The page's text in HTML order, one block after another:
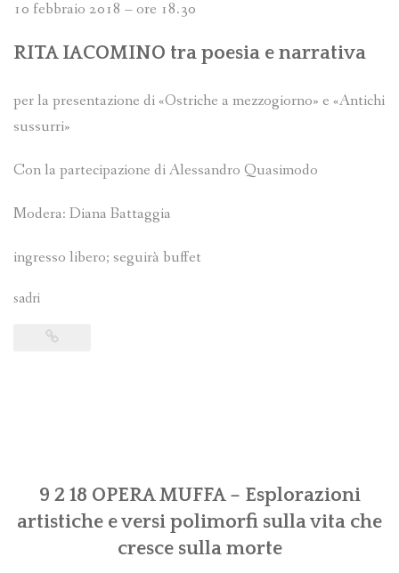
10 febbraio 2018 – ore 18.30
RITA IACOMINO tra poesia e narrativa
per la presentazione di «Ostriche a mezzogiorno» e «Antichi
sussurri»
Con la partecipazione di Alessandro Quasimodo
Modera: Diana Battaggia
ingresso libero; seguirà buffet
sadri
9 2 18 OPERA MUFFA – Esplorazioni
artistiche e versi polimorfi sulla vita che
cresce sulla morte